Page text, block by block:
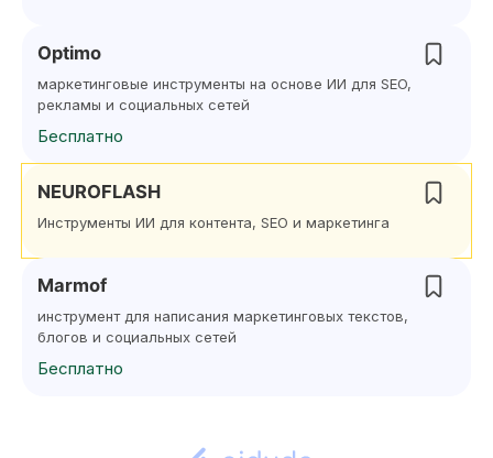
Optimo
маркетинговые инструменты на основе ИИ для SEO,
рекламы и социальных сетей
Бесплатно
NEUROFLASH
Инструменты ИИ для контента, SEO и маркетинга
Marmof
инструмент для написания маркетинговых текстов,
блогов и социальных сетей
Бесплатно